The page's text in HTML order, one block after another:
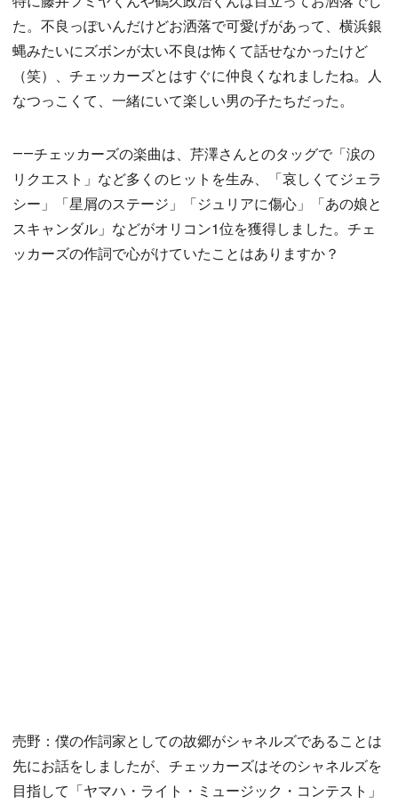
た。不良っぽいんだけどお洒落で可愛げがあって、横浜銀
蝿みたいにズボンが太い不良は怖くて話せなかったけど
（笑）、チェッカーズとはすぐに仲良くなれましたね。人
なつっこくて、一緒にいて楽しい男の子たちだった。
――チェッカーズの楽曲は、芹澤さんとのタッグで「涙の
リクエスト」など多くのヒットを生み、「哀しくてジェラ
シー」「星屑のステージ」「ジュリアに傷心」「あの娘と
スキャンダル」などがオリコン1位を獲得しました。チェ
ッカーズの作詞で心がけていたことはありますか？
売野：僕の作詞家としての故郷がシャネルズであることは
先にお話をしましたが、チェッカーズはそのシャネルズを
目指して「ヤマハ・ライト・ミュージック・コンテスト」